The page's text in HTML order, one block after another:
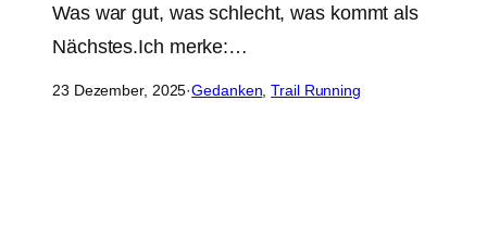
Was war gut, was schlecht, was kommt als
Nächstes.Ich merke:…
23 Dezember, 2025·Gedanken , Trail Running